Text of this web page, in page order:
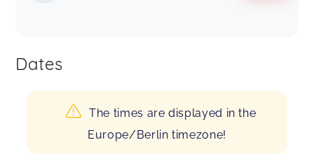
Dates
The times are displayed in the
Europe/Berlin timezone!